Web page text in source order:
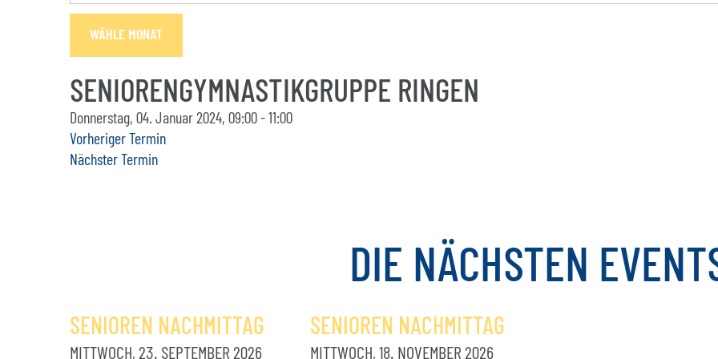
WÄHLE MONAT
SENIORENGYMNASTIKGRUPPE RINGEN
Donnerstag, 04. Januar 2024, 09:00 - 11:00
Vorheriger Termin
Nächster Termin
DIE NÄCHSTEN
SENIOREN NACHMITTAG
MITTWOCH, 23. SEPTEMBER 2026
SENIOREN NACHMITTAG
MITTWOCH, 18. NOVEMBER 2026